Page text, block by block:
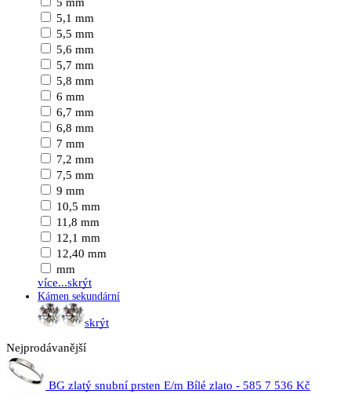
5,1 mm
5,5 mm
5,6 mm
5,7 mm
5,8 mm
6 mm
6,7 mm
6,8 mm
7 mm
7,2 mm
7,5 mm
9 mm
10,5 mm
11,8 mm
12,1 mm
12,40 mm
mm
více...skrýt
Kámen sekundární
skrýt
Nejprodávanější
BG zlatý snubní prsten E/m Bílé zlato - 585 7 536 Kč